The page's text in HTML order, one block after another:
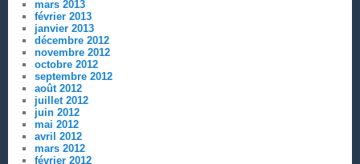
mars 2013
février 2013
janvier 2013
décembre 2012
novembre 2012
octobre 2012
septembre 2012
août 2012
juillet 2012
juin 2012
mai 2012
avril 2012
mars 2012
février 2012